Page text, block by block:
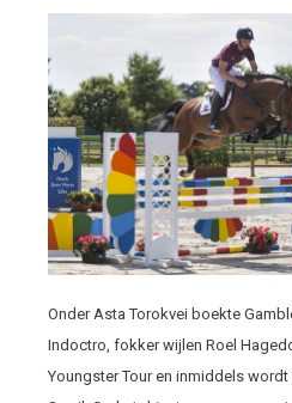
Onder Asta Torokvei boekte
Indoctro, fokker wijlen Roel
Youngster Tour en inmiddels